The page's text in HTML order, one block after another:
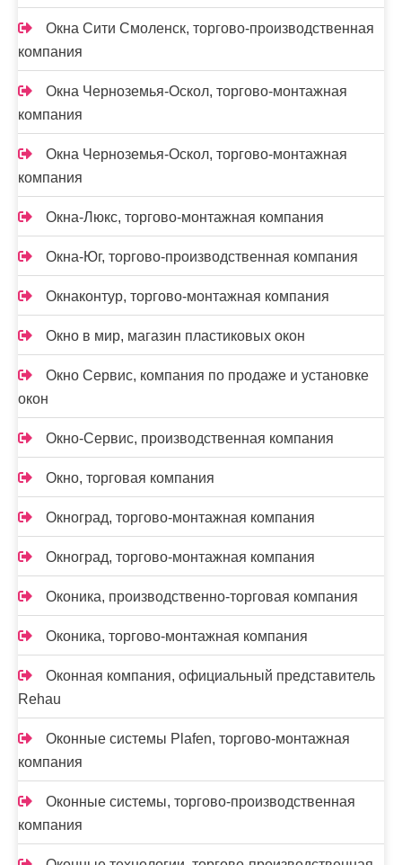
Окна Сити Смоленск, торгово-производственная
компания
Окна Черноземья-Оскол, торгово-монтажная
компания
Окна Черноземья-Оскол, торгово-монтажная
компания
Окна-Люкс, торгово-монтажная компания
Окна-Юг, торгово-производственная компания
Окнаконтур, торгово-монтажная компания
Окно в мир, магазин пластиковых окон
Окно Сервис, компания по продаже и установке
окон
Окно-Сервис, производственная компания
Окно, торговая компания
Окноград, торгово-монтажная компания
Окноград, торгово-монтажная компания
Оконика, производственно-торговая компания
Оконика, торгово-монтажная компания
Оконная компания, официальный представитель
Rehau
Оконные системы Plafen, торгово-монтажная
компания
Оконные системы, торгово-производственная
компания